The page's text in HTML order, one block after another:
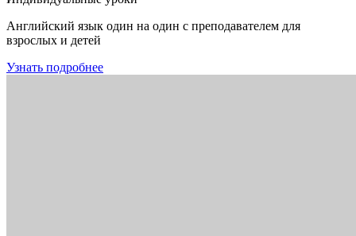
Английский язык один на один с преподавателем для
взрослых и детей
Узнать подробнее